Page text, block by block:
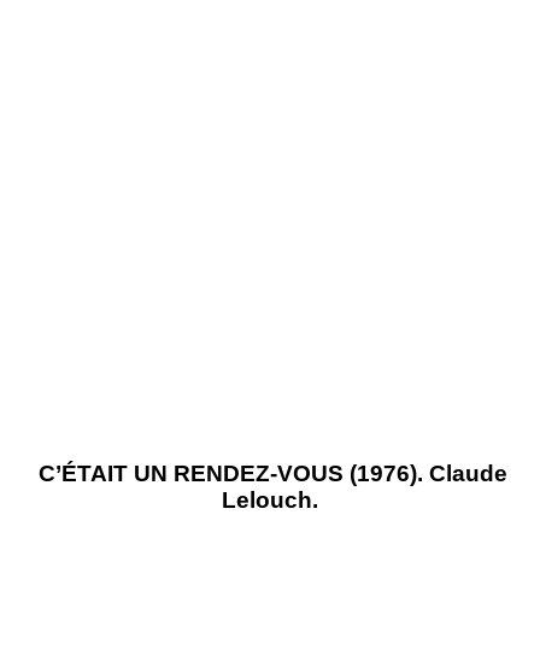
C’ÉTAIT UN RENDEZ-VOUS (1976). Claude
Lelouch.